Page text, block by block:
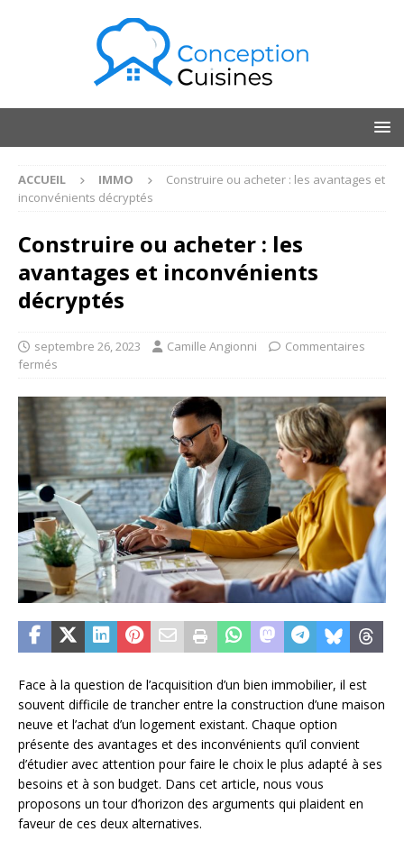
ACCUEIL IMMO
Construire ou acheter : les avantages et
inconvénients décryptés
Construire ou acheter : les
avantages et inconvénients
décryptés
septembre 26, 2023 Camille Angionni
Commentaires
fermés
Face à la question de l’acquisition d’un bien immobilier, il est
souvent difficile de trancher entre la construction d’une maison
neuve et l’achat d’un logement existant. Chaque option
présente des avantages et des inconvénients qu’il convient
d’étudier avec attention pour faire le choix le plus adapté à ses
besoins et à son budget. Dans cet article, nous vous
proposons un tour d’horizon des arguments qui plaident en
faveur de ces deux alternatives.